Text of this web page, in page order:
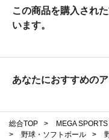
この商品を購入され
います。
あなたにおすすめの
総合TOP > MEGA SPORTS
>
野球・ソフトボール >